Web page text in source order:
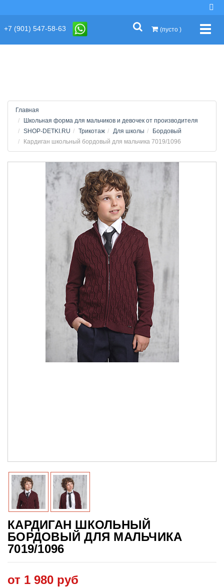
+7 (901) 547-58-63 (пусто )
Главная
Школьная форма для мальчиков и девочек от производителя
SHOP-DETKI.RU
Трикотаж Для школы
Бордовый
Кардиган школьный бордовый для мальчика 7019/1096
КАРДИГАН ШКОЛЬНЫЙ
БОРДОВЫЙ ДЛЯ МАЛЬЧИКА
7019/1096
от 1 980 руб